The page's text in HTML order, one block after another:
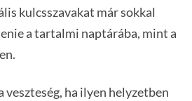
kulcsszavakat már sokkal
a tartalmi naptárába, mint a
veszteség, ha ilyen helyzetben